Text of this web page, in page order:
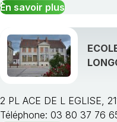
En savoir plus
2 PL ACE DE L EGLISE,
Téléphone: 03 80 37 76